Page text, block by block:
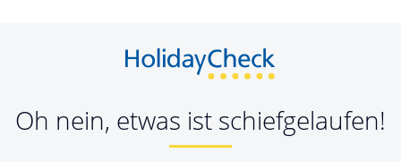
Oh nein, etwas ist schiefgelaufen!